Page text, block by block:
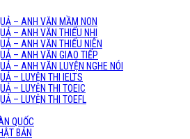
– ANH VĂN MẦM NON
– ANH VĂN THIẾU NHI
– ANH VĂN THIẾU NIÊN
– ANH VĂN GIAO TIẾP
– ANH VĂN LUYỆN NGHE NÓI
– LUYỆN THI IELTS
– LUYỆN THI TOEIC
– LUYỆN THI TOEFL
QUỐC
BẢN